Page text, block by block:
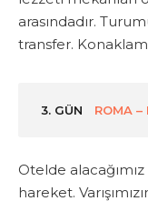
arasındadır.
transfer.
3. GÜN ROMA –
Otelde alacağımız
hareket.